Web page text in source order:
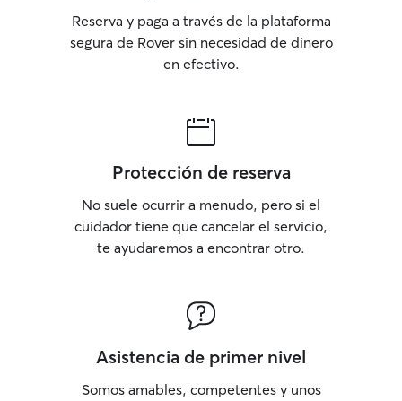
Reserva y paga a través de la plataforma
segura de Rover sin necesidad de dinero
en efectivo.
Protección de reserva
No suele ocurrir a menudo, pero si el
cuidador tiene que cancelar el servicio,
te ayudaremos a encontrar otro.
Asistencia de primer nivel
Somos amables, competentes y unos